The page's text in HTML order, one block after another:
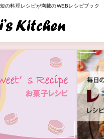
の料理レシピが満載のWEBレシピブック